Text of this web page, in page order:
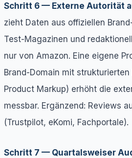
Schritt 6 — Externe Autorität
zieht Daten aus offiziellen
Test-Magazinen und
nur von Amazon. Eine eigene
Brand-Domain mit
Product Markup) erhöht die
messbar. Ergänzend: Reviews
(Trustpilot, eKomi, Fachportale).
Schritt 7 — Quartalsweiser